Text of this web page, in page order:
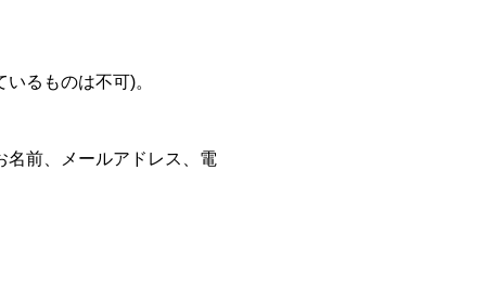
るものは不可)。
名前、メールアドレス、電